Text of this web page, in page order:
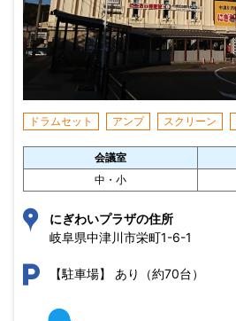
ドラムセット アンプ スクリーン
会議室
中・小
にぎわいプラザの住所
岐阜県中津川市栄町1-6-1
【駐車場】 あり（約70台）